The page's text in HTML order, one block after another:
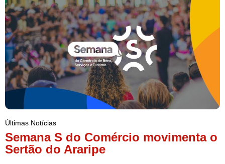
Últimas Notícias
Semana S do Comércio movimenta o
Sertão do Araripe